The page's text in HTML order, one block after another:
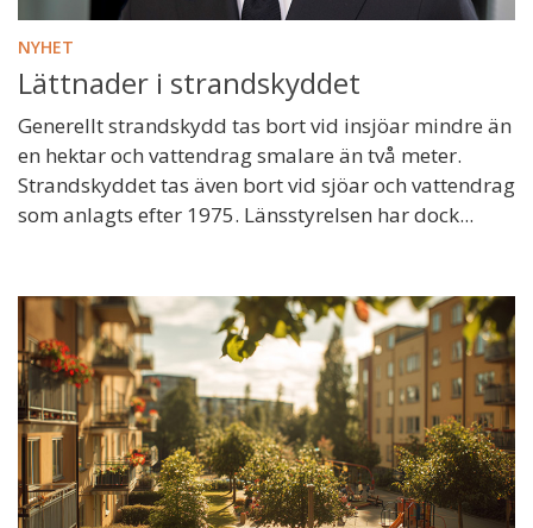
NYHET
Lättnader i strandskyddet
Generellt strandskydd tas bort vid insjöar mindre än
en hektar och vattendrag smalare än två meter.
Strandskyddet tas även bort vid sjöar och vattendrag
som anlagts efter 1975. Länsstyrelsen har dock...